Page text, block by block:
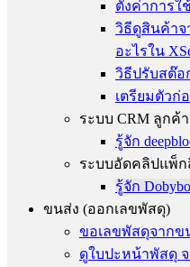
ตั้งค่าการใ
วิธีดูสินค้าจ
อะไรใน
วิธีปรับสต๊อ
เตรียมตัวก่
ระบบ CRM ลูกค้
รู้จัก
ระบบอัดคลิปแพ็ก
รู้จัก
ขนส่ง (ออกเลขพัสดุ)
ขอเลขพัสดุจากข
ดูใบปะหน้าพัสดุ